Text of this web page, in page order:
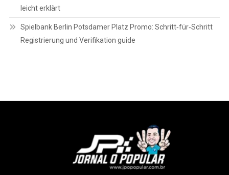
leicht erklärt
Spielbank Berlin Potsdamer Platz Promo: Schritt‑für‑Schritt
Registrierung und Verifikation guide